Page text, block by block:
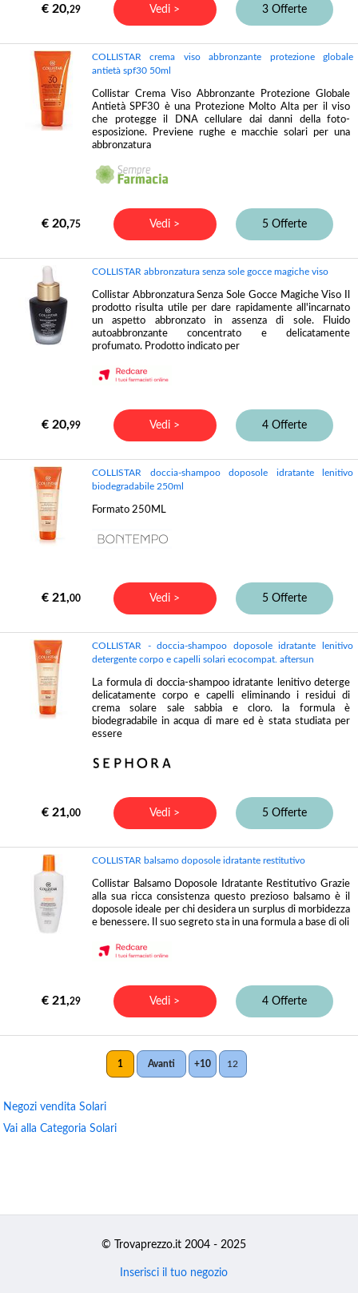
€ 20,29 Vedi > 3 Offerte
COLLISTAR crema viso abbronzante protezione globale
antietà spf30 50ml
Collistar Crema Viso Abbronzante Protezione Globale
Antietà SPF30 è una Protezione Molto Alta per il viso
che protegge il DNA cellulare dai danni della foto-
esposizione. Previene rughe e macchie solari per una
abbronzatura
€ 20,75 Vedi > 5 Offerte
COLLISTAR abbronzatura senza sole gocce magiche viso
Collistar Abbronzatura Senza Sole Gocce Magiche Viso Il
prodotto risulta utile per dare rapidamente all'incarnato
un aspetto abbronzato in assenza di sole. Fluido
autoabbronzante concentrato e delicatamente
profumato. Prodotto indicato per
€ 20,99 Vedi > 4 Offerte
COLLISTAR doccia-shampoo doposole idratante lenitivo
biodegradabile 250ml
Formato 250ML
€ 21,00 Vedi > 5 Offerte
COLLISTAR - doccia-shampoo doposole idratante lenitivo
detergente corpo e capelli solari ecocompat. aftersun
La formula di doccia-shampoo idratante lenitivo deterge
delicatamente corpo e capelli eliminando i residui di
crema solare sale sabbia e cloro. la formula è
biodegradabile in acqua di mare ed è stata studiata per
essere
€ 21,00 Vedi > 5 Offerte
COLLISTAR balsamo doposole idratante restitutivo
Collistar Balsamo Doposole Idratante Restitutivo Grazie
alla sua ricca consistenza questo prezioso balsamo è il
doposole ideale per chi desidera un surplus di morbidezza
e benessere. Il suo segreto sta in una formula a base di oli
€ 21,29 Vedi > 4 Offerte
1 Avanti +10 12
Negozi vendita Solari
Vai alla Categoria Solari
© Trovaprezzo.it 2004 - 2025
Inserisci il tuo negozio